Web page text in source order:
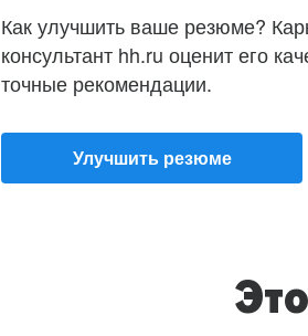
Как улучшить ваше резюме?
консультант hh.ru оценит его
точные рекомендации.
Улучшить резюме